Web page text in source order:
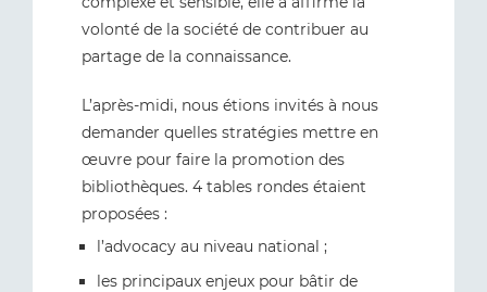
volonté de la société de contribuer au
partage de la connaissance.
L’après-midi, nous étions invités à nous
demander quelles stratégies mettre en
œuvre pour faire la promotion des
bibliothèques. 4 tables rondes étaient
proposées :
l’advocacy au niveau national ;
les principaux enjeux pour bâtir de